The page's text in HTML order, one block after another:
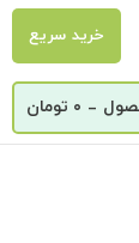
خرید سریع
_ ۰ تومان